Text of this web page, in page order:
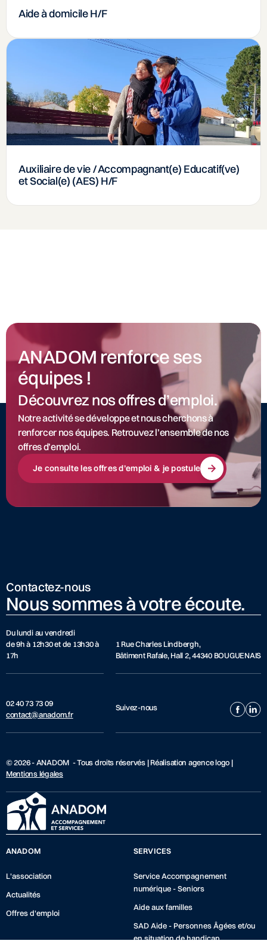
Aide à domicile H/F
Auxiliaire de vie / Accompagnant(e) Educatif(ve)
et Social(e) (AES) H/F
ANADOM renforce ses
équipes !
Découvrez nos offres d’emploi.
Notre activité se développe et nous cherchons à
renforcer nos équipes. Retrouvez l’ensemble de nos
offres d’emploi.
Je consulte les offres d’emploi & je postule
Contactez-nous
Nous sommes à votre écoute.
Du lundi au vendredi
de 9h à 12h30 et de 13h30 à
17h
1 Rue Charles Lindbergh,
Bâtiment Rafale, Hall 2, 44340 BOUGUENAIS
02 40 73 73 09
contact@anadom.fr
Suivez-nous
© 2026 - ANADOM - Tous droits réservés | Réalisation agence logo |
Mentions légales
ANADOM
L'association
Actualités
Offres d'emploi
SERVICES
Service Accompagnement
numérique - Seniors
Aide aux familles
SAD Aide - Personnes Âgées et/ou
en situation de handicap